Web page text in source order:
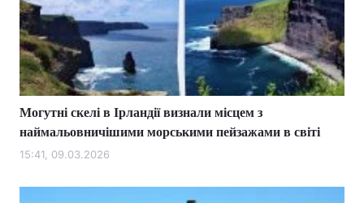
Могутні скелі в Ірландії визнали місцем з
наймальовничішими морськими пейзажами в світі
15:41, 09.03.2026